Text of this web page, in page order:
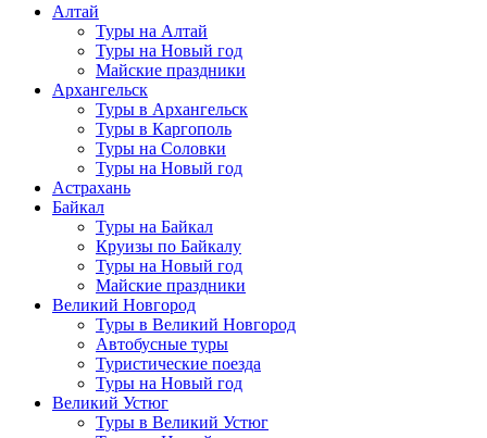
Алтай
Туры на Алтай
Туры на Новый год
Майские праздники
Архангельск
Туры в Архангельск
Туры в Каргополь
Туры на Соловки
Туры на Новый год
Астрахань
Байкал
Туры на Байкал
Круизы по Байкалу
Туры на Новый год
Майские праздники
Великий Новгород
Туры в Великий Новгород
Автобусные туры
Туристические поезда
Туры на Новый год
Великий Устюг
Туры в Великий Устюг